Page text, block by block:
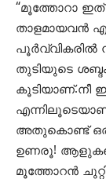
“മൂത്തോറാ ഇത്
താളമായവൻ
പൂർവ്വികരിൽ
തുടിയുടെ ശബ്ദം
കൂടിയാണ്.നീ
അതുകൊണ്ട്
ഉണരൂ! ആളുകളെ
മൂത്തോറൻ